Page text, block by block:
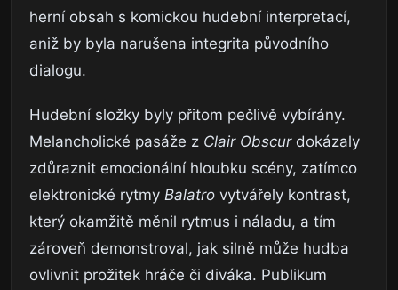
herní obsah s komickou hudební interpretací,
aniž by byla narušena integrita původního
dialogu.
Hudební složky byly přitom pečlivě vybírány.
Melancholické pasáže z Clair Obscurdokázaly
zdůraznit emocionální hloubku scény, zatímco
elektronické rytmy Balatro vytvářely kontrast,
který okamžitě měnil rytmus i náladu, a tím
zároveň demonstroval, jak silně může hudba
ovlivnit prožitek hráče či diváka. Publikum